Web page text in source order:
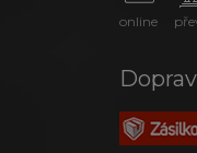
online